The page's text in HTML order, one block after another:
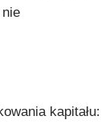
kapitału: